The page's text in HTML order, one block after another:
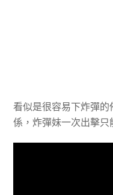
看似是很容易下炸彈
係，炸彈妹一次出擊